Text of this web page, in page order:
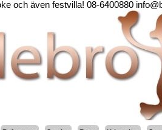
och även festvilla! 08-6400880